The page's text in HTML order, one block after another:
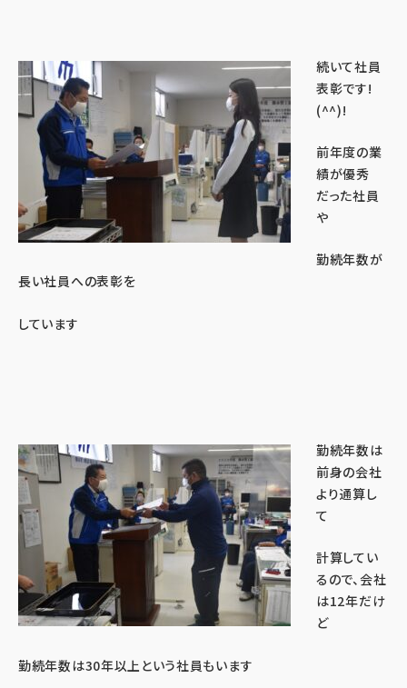
続いて社員
表彰です!
(^^)!
前年度の業
績が優秀
だった社員
や
勤続年数が
長い社員への表彰を
しています
勤続年数は
前身の会社
より通算し
て
計算してい
るので、会社
は12年だけ
ど
勤続年数は30年以上という社員もいます